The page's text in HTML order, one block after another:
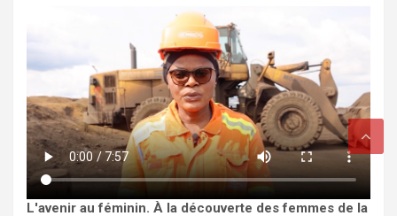
L'avenir au féminin. À la découverte des femmes de la